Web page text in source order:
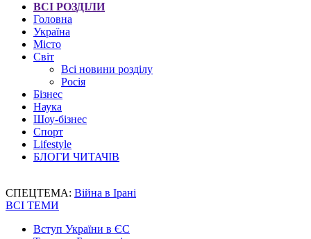
ВСІ РОЗДІЛИ
Головна
Україна
Місто
Світ
Всі новини розділу
Росія
Бізнес
Наука
Шоу-бізнес
Спорт
Lifestyle
БЛОГИ ЧИТАЧІВ
СПЕЦТЕМА: Війна в Ірані
ВСІ ТЕМИ
Вступ України в ЄС